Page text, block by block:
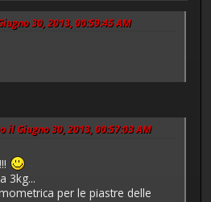
30, 2013, 00:59:45 AM
il Giugno 30, 2013, 00:57:03 AM
3kg...
per le piastre delle